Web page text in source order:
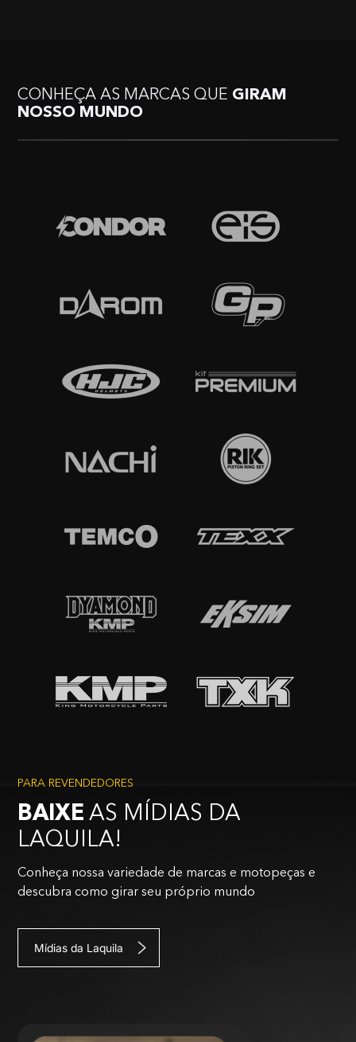
CONHEÇA AS MARCAS QUE GIRAM
NOSSO MUNDO
PARA REVENDEDORES
BAIXE AS MÍDIAS DA
LAQUILA!
Conheça nossa variedade de marcas e motopeças e
descubra como girar seu próprio mundo
Mídias da Laquila